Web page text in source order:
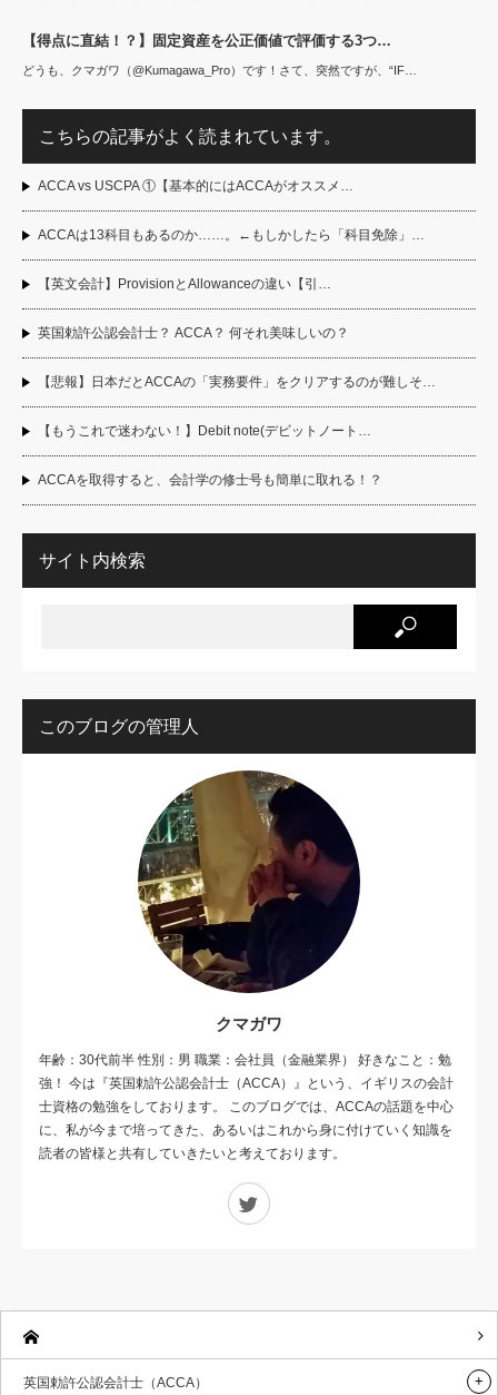
【得点に直結！？】固定資産を公正価値で評価する3つ…
どうも、クマガワ（@Kumagawa_Pro）です！さて、突然ですが、“IF…
こちらの記事がよく読まれています。
ACCA vs USCPA ①【基本的にはACCAがオススメ…
ACCAは13科目もあるのか……。←もしかしたら「科目免除」…
【英文会計】ProvisionとAllowanceの違い【引…
英国勅許公認会計士？ ACCA？ 何それ美味しいの？
【悲報】日本だとACCAの「実務要件」をクリアするのが難しそ…
【もうこれで迷わない！】Debit note(デビットノート…
ACCAを取得すると、会計学の修士号も簡単に取れる！？
サイト内検索
このブログの管理人
クマガワ
年齢：30代前半 性別：男 職業：会社員（金融業界） 好きなこと：勉
強！ 今は『英国勅許公認会計士（ACCA）』という、イギリスの会計
士資格の勉強をしております。 このブログでは、ACCAの話題を中心
に、私が今まで培ってきた、あるいはこれから身に付けていく知識を
読者の皆様と共有していきたいと考えております。
英国勅許公認会計士（ACCA）